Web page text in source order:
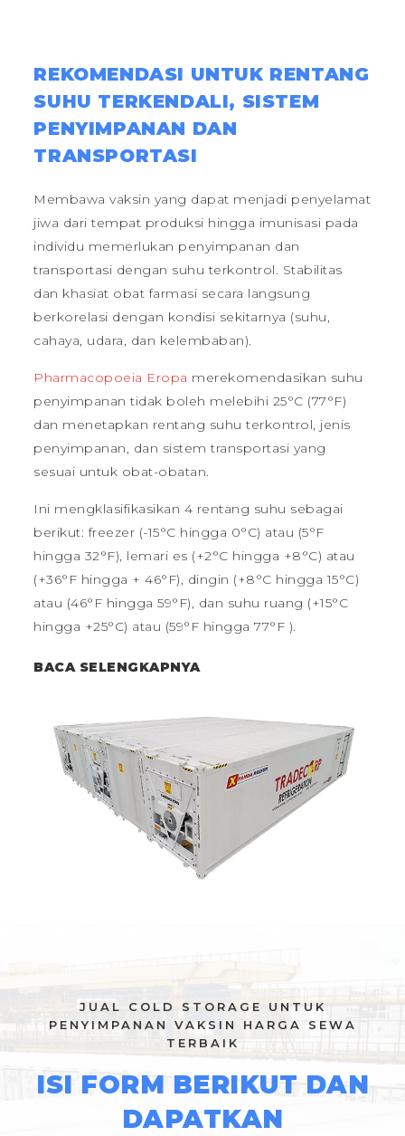
REKOMENDASI UNTUK RENTANG
SUHU TERKENDALI, SISTEM
PENYIMPANAN DAN
TRANSPORTASI
Membawa vaksin yang dapat menjadi penyelamat
jiwa dari tempat produksi hingga imunisasi pada
individu memerlukan penyimpanan dan
transportasi dengan suhu terkontrol. Stabilitas
dan khasiat obat farmasi secara langsung
berkorelasi dengan kondisi sekitarnya (suhu,
cahaya, udara, dan kelembaban).
Pharmacopoeia Eropa merekomendasikan suhu
penyimpanan tidak boleh melebihi 25°C (77°F)
dan menetapkan rentang suhu terkontrol, jenis
penyimpanan, dan sistem transportasi yang
sesuai untuk obat-obatan.
Ini mengklasifikasikan 4 rentang suhu sebagai
berikut: freezer (-15°C hingga 0°C) atau (5°F
hingga 32°F), lemari es (+2°C hingga +8°C) atau
(+36°F hingga + 46°F), dingin (+8°C hingga 15°C)
atau (46°F hingga 59°F), dan suhu ruang (+15°C
hingga +25°C) atau (59°F hingga 77°F ).
BACA SELENGKAPNYA
JUAL COLD STORAGE UNTUK
PENYIMPANAN VAKSIN HARGA SEWA
TERBAIK
ISI FORM BERIKUT DAN
DAPATKAN